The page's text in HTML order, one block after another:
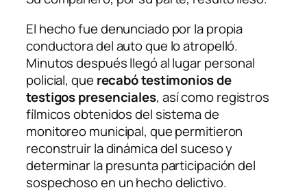
El hecho fue denunciado por la propia
conductora del auto que lo atropelló.
Minutos después llegó al lugar personal
policial, que recabó testimonios de
testigos presenciales, así como registros
fílmicos obtenidos del sistema de
monitoreo municipal, que permitieron
reconstruir la dinámica del suceso y
determinar la presunta participación del
sospechoso en un hecho delictivo.